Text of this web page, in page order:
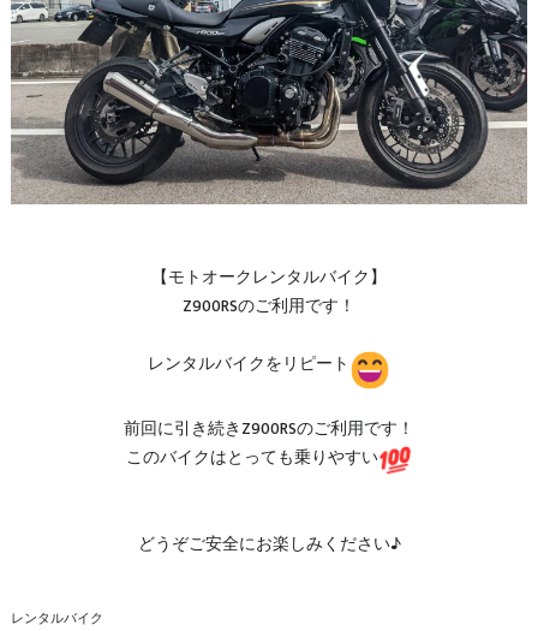
【モトオークレンタルバイク】
Z900RSのご利用です！
レンタルバイクをリピート
前回に引き続きZ900RSのご利用です！
このバイクはとっても乗りやすい
どうぞご安全にお楽しみください♪
レンタルバイク